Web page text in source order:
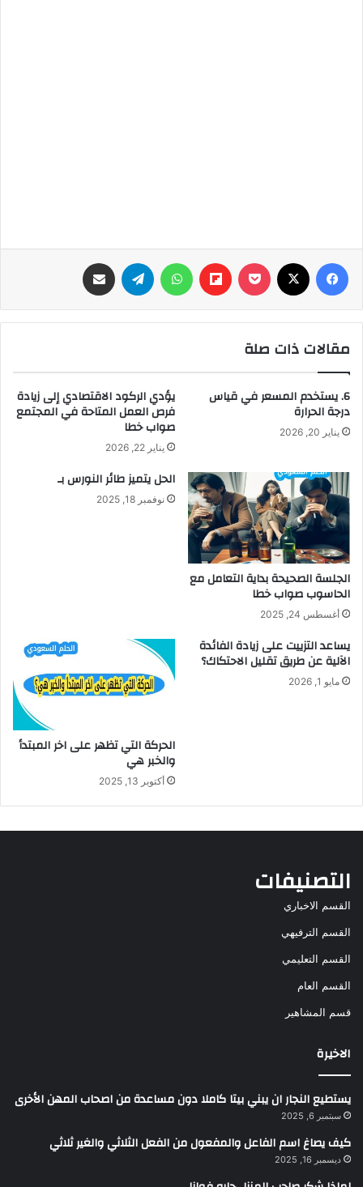
فيسبوك ‫Pocket
Flipboard واتساب تيلقرام
مقالات ذات صلة
6. يستخدم المسعر في قياس
درجة الحرارة
يناير 20, 2026
يؤدي الركود الاقتصادي إلى زيادة
فرص العمل المتاحة في المجتمع
صواب خطا
يناير 22, 2026
الجلسة الصحيحة بداية التعامل مع
الحاسوب صواب خطا
أغسطس 24, 2025
الحل يتميز طائر النورس بـ
نوفمبر 18, 2025
يساعد التزييت على زيادة الفائدة
الآلية عن طريق تقليل الاحتكاك؟
مايو 1, 2026
الحركة التي تظهر على اخر المبتدأ
والخبر هي
أكتوبر 13, 2025
التصنيفات
القسم الاخباري
القسم الترفيهي
القسم التعليمي
القسم العام
قسم المشاهير
الاخيرة
يستطيع النجار ان يبني بيتا كاملا دون مساعدة من اصحاب المهن الأخرى
سبتمبر 6, 2025
كيف يصاغ اسم الفاعل والمفعول من الفعل الثلاثي والغير ثلاثي
ديسمبر 16, 2025